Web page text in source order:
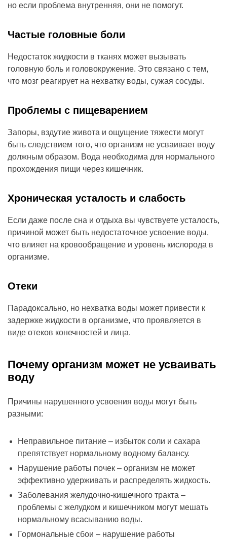
но если проблема внутренняя, они не помогут.
Частые головные боли
Недостаток жидкости в тканях может вызывать
головную боль и головокружение. Это связано с тем,
что мозг реагирует на нехватку воды, сужая сосуды.
Проблемы с пищеварением
Запоры, вздутие живота и ощущение тяжести могут
быть следствием того, что организм не усваивает воду
должным образом. Вода необходима для нормального
прохождения пищи через кишечник.
Хроническая усталость и слабость
Если даже после сна и отдыха вы чувствуете усталость,
причиной может быть недостаточное усвоение воды,
что влияет на кровообращение и уровень кислорода в
организме.
Отеки
Парадоксально, но нехватка воды может привести к
задержке жидкости в организме, что проявляется в
виде отеков конечностей и лица.
Почему организм может не усваивать
воду
Причины нарушенного усвоения воды могут быть
разными:
Неправильное питание – избыток соли и сахара
препятствует нормальному водному балансу.
Нарушение работы почек – организм не может
эффективно удерживать и распределять жидкость.
Заболевания желудочно-кишечного тракта –
проблемы с желудком и кишечником могут мешать
нормальному всасыванию воды.
Гормональные сбои – нарушение работы